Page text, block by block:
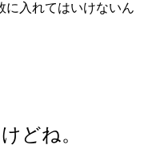
に入れてはいけないん
どね。